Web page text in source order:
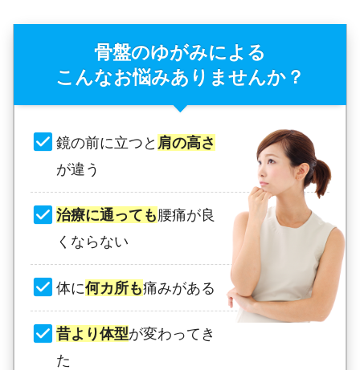
骨盤のゆがみによる
こんなお悩みありませんか？
鏡の前に立つと 肩の高さ
が違う
治療に通っても腰痛が良
くならない
体に何カ所も痛みがある
昔より体型が変わってき
た